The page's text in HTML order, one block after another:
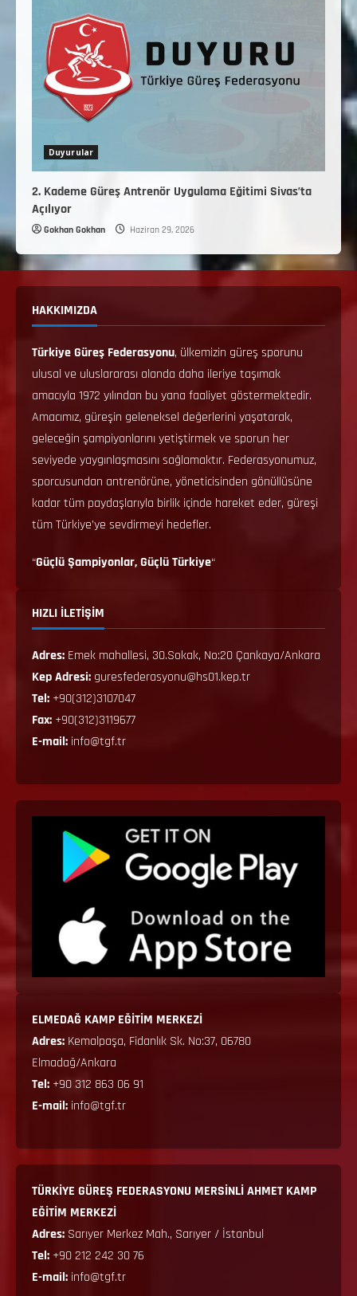
Duyurular
2. Kademe Güreş Antrenör Uygulama Eğitimi Sivas’ta
Açılıyor
Gokhan Gokhan Haziran 29, 2026
HAKKIMIZDA
Türkiye Güreş Federasyonu, ülkemizin güreş sporunu
ulusal ve uluslararası alanda daha ileriye taşımak
amacıyla 1972 yılından bu yana faaliyet göstermektedir.
Amacımız, güreşin geleneksel değerlerini yaşatarak,
geleceğin şampiyonlarını yetiştirmek ve sporun her
seviyede yaygınlaşmasını sağlamaktır. Federasyonumuz,
sporcusundan antrenörüne, yöneticisinden gönüllüsüne
kadar tüm paydaşlarıyla birlik içinde hareket eder, güreşi
tüm Türkiye’ye sevdirmeyi hedefler.
“Güçlü Şampiyonlar, Güçlü Türkiye“
HIZLI İLETİŞİM
Adres: Emek mahallesi, 30.Sokak, No:20 Çankaya/Ankara
Kep Adresi: guresfederasyonu@hs01.kep.tr
Tel: +90(312)3107047
Fax: +90(312)3119677
E-mail: info@tgf.tr
ELMEDAĞ KAMP EĞİTİM MERKEZİ
Adres: Kemalpaşa, Fidanlık Sk. No:37, 06780
Elmadağ/Ankara
Tel: +90 312 863 06 91
E-mail: info@tgf.tr
TÜRKİYE GÜREŞ FEDERASYONU MERSİNLİ AHMET KAMP
EĞİTİM MERKEZİ
Adres: Sarıyer Merkez Mah., Sarıyer / İstanbul
Tel: +90 212 242 30 76
E-mail: info@tgf.tr